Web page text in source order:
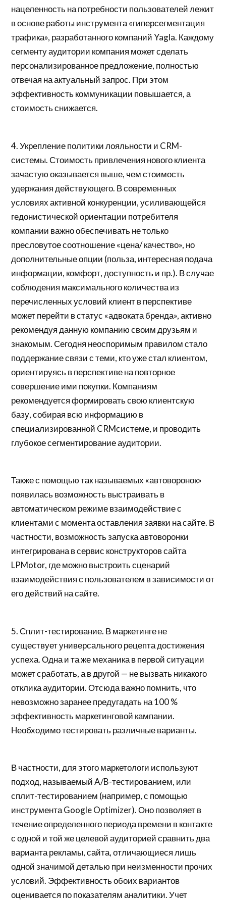
нацеленность на потребности пользователей лежит
в основе работы инструмента «гиперсегментация
трафика», разработанного компаний Yagla. Каждому
сегменту аудитории компания может сделать
персонализированное предложение, полностью
отвечая на актуальный запрос. При этом
эффективность коммуникации повышается, а
стоимость снижается.
4. Укрепление политики лояльности и CRM-
системы. Стоимость привлечения нового клиента
зачастую оказывается выше, чем стоимость
удержания действующего. В современных
условиях активной конкуренции, усиливающейся
гедонистической ориентации потребителя
компании важно обеспечивать не только
пресловутое соотношение «цена/ качество», но
дополнительные опции (польза, интересная подача
информации, комфорт, доступность и пр.). В случае
соблюдения максимального количества из
перечисленных условий клиент в перспективе
может перейти в статус «адвоката бренда», активно
рекомендуя данную компанию своим друзьям и
знакомым. Сегодня неоспоримым правилом стало
поддержание связи с теми, кто уже стал клиентом,
ориентируясь в перспективе на повторное
совершение ими покупки. Компаниям
рекомендуется формировать свою клиентскую
базу, собирая всю информацию в
специализированной CRMсистеме, и проводить
глубокое сегментирование аудитории.
Также с помощью так называемых «автоворонок»
появилась возможность выстраивать в
автоматическом режиме взаимодействие с
клиентами с момента оставления заявки на сайте. В
частности, возможность запуска автоворонки
интегрирована в сервис конструкторов сайта
LPMotor, где можно выстроить сценарий
взаимодействия с пользователем в зависимости от
его действий на сайте.
5. Сплит-тестирование. В маркетинге не
существует универсального рецепта достижения
успеха. Одна и та же механика в первой ситуации
может сработать, а в другой — не вызвать никакого
отклика аудитории. Отсюда важно помнить, что
невозможно заранее предугадать на 100 %
эффективность маркетинговой кампании.
Необходимо тестировать различные варианты.
В частности, для этого маркетологи используют
подход, называемый A/B-тестированием, или
сплит-тестированием (например, с помощью
инструмента Google Optimizer). Оно позволяет в
течение определенного периода времени в контакте
с одной и той же целевой аудиторией сравнить два
варианта рекламы, сайта, отличающиеся лишь
одной значимой деталью при неизменности прочих
условий. Эффективность обоих вариантов
оценивается по показателям аналитики. Учет